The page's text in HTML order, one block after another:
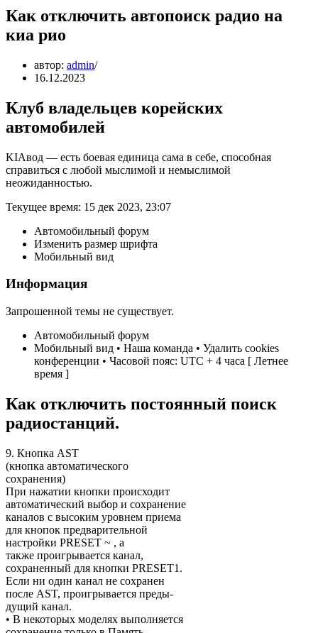
Как отключить автопоиск радио на
киа рио
автор: admin
16.12.2023
Клуб владельцев корейских
автомобилей
KIAвод — есть боевая единица сама в себе, способная
справиться с любой мыслимой и немыслимой
неожиданностью.
Текущее время: 15 дек 2023, 23:07
Автомобильный форум
Изменить размер шрифта
Мобильный вид
Информация
Запрошенной темы не существует.
Автомобильный форум
Мобильный вид • Наша команда • Удалить cookies
конференции • Часовой пояс: UTC + 4 часа [ Летнее
время ]
Как отключить постоянный поиск
радиостанций.
9. Кнопка AST
(кнопка автоматического
сохранения)
При нажатии кнопки происходит
автоматический выбор и сохранение
каналов с высоким уровнем приема
для кнопок предварительной
настройки PRESET ~ , а
также проигрывается канал,
сохраненный для кнопки PRESET1.
Если ни один канал не сохранен
после AST, проигрывается преды-
дущий канал.
• В некоторых моделях выполняется